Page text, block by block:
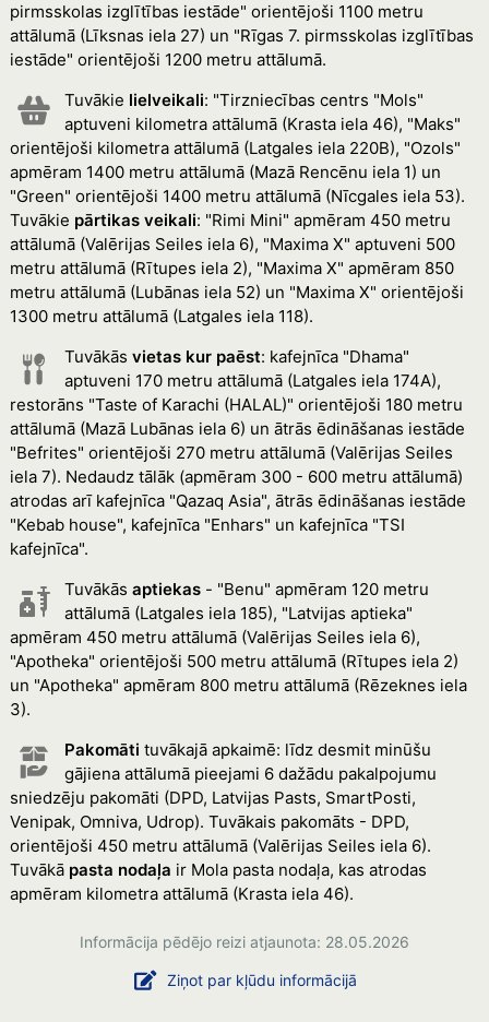
pirmsskolas izglītības iestāde" orientējoši 1100 metru
attālumā (Līksnas iela 27) un "Rīgas 7. pirmsskolas izglītības
iestāde" orientējoši 1200 metru attālumā.
Tuvākie lielveikali: "Tirzniecības centrs "Mols"
aptuveni kilometra attālumā (Krasta iela 46), "Maks"
orientējoši kilometra attālumā (Latgales iela 220B), "Ozols"
apmēram 1400 metru attālumā (Mazā Rencēnu iela 1) un
"Green" orientējoši 1400 metru attālumā (Nīcgales iela 53).
Tuvākie pārtikas veikali: "Rimi Mini" apmēram 450 metru
attālumā (Valērijas Seiles iela 6), "Maxima X" aptuveni 500
metru attālumā (Rītupes iela 2), "Maxima X" apmēram 850
metru attālumā (Lubānas iela 52) un "Maxima X" orientējoši
1300 metru attālumā (Latgales iela 118).
Tuvākās vietas kur paēst: kafejnīca "Dhama"
aptuveni 170 metru attālumā (Latgales iela 174A),
restorāns "Taste of Karachi (HALAL)" orientējoši 180 metru
attālumā (Mazā Lubānas iela 6) un ātrās ēdināšanas iestāde
"Befrites" orientējoši 270 metru attālumā (Valērijas Seiles
iela 7). Nedaudz tālāk (apmēram 300 - 600 metru attālumā)
atrodas arī kafejnīca "Qazaq Asia", ātrās ēdināšanas iestāde
"Kebab house", kafejnīca "Enhars" un kafejnīca "TSI
kafejnīca".
Tuvākās aptiekas- "Benu" apmēram 120 metru
attālumā (Latgales iela 185), "Latvijas aptieka"
apmēram 450 metru attālumā (Valērijas Seiles iela 6),
"Apotheka" orientējoši 500 metru attālumā (Rītupes iela 2)
un "Apotheka" apmēram 800 metru attālumā (Rēzeknes iela
3).
Pakomāti tuvākajā apkaimē: līdz desmit minūšu
gājiena attālumā pieejami 6 dažādu pakalpojumu
sniedzēju pakomāti (DPD, Latvijas Pasts, SmartPosti,
Venipak, Omniva, Udrop). Tuvākais pakomāts - DPD,
orientējoši 450 metru attālumā (Valērijas Seiles iela 6).
Tuvākā pasta nodaļa ir Mola pasta nodaļa, kas atrodas
apmēram kilometra attālumā (Krasta iela 46).
Informācija pēdējo reizi atjaunota: 28.05.2026
Ziņot par kļūdu informācijā